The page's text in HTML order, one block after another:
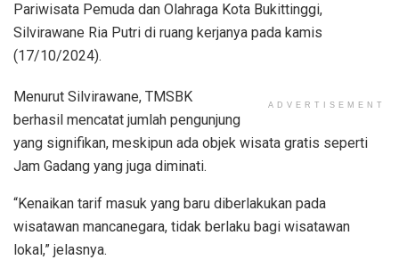
Pariwisata Pemuda dan Olahraga Kota Bukittinggi,
Silvirawane Ria Putri di ruang kerjanya pada kamis
(17/10/2024).
ADVERTISEMENT
Menurut Silvirawane, TMSBK
berhasil mencatat jumlah pengunjung
yang signifikan, meskipun ada objek wisata gratis seperti
Jam Gadang yang juga diminati.
“Kenaikan tarif masuk yang baru diberlakukan pada
wisatawan mancanegara, tidak berlaku bagi wisatawan
lokal,” jelasnya.